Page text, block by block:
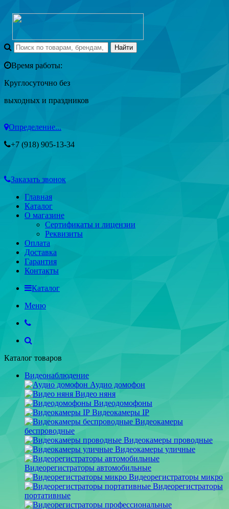
Время работы:
Круглосуточно без
выходных и праздников
Определение...
+7 (918) 905-13-34
Заказать звонок
Главная
Каталог
О магазине
Сертификаты и лицензии
Реквизиты
Оплата
Доставка
Гарантия
Контакты
Каталог
Меню
Каталог товаров
Видеонаблюдение
Аудио домофон
Видео няня
Видеодомофоны
Видеокамеры IP
Видеокамеры
беспроводные
Видеокамеры проводные
Видеокамеры уличные
Видеорегистраторы автомобильные
Видеорегистраторы микро
Видеорегистраторы
портативные